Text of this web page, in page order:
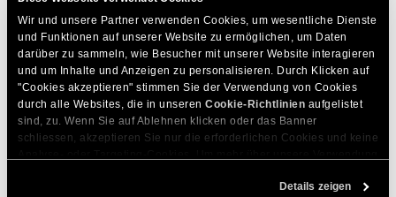
Wir und unsere Partner verwenden Cookies, um wesentliche Dienste
und Funktionen auf unserer Website zu ermöglichen, um Daten
darüber zu sammeln, wie Besucher mit unserer Website interagieren
und um Inhalte und Anzeigen zu personalisieren. Durch Klicken auf
"Cookies akzeptieren" stimmen Sie der Verwendung von Cookies
durch alle Websites, die in unseren Cookie-Richtlinien aufgelistet
sind, zu. Wenn Sie auf Ablehnen klicken oder das Banner
schliessen, akzeptieren Sie nur die erforderlichen Cookies und keine
. Sie können Ihre Cookie-Einstellungen jederzeit im
Details zeigen
angezeigt?
Wann wird der Fehler "Invalid HELO" angezeigt?
Brauche ich ein gültiges E-Mail-Konto, um sendmail
nutzen zu können?
Wie kann ich Probleme beim Senden von E-Mails
lösen?